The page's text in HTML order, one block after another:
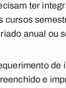
ter
cursos
anual ou
de
e